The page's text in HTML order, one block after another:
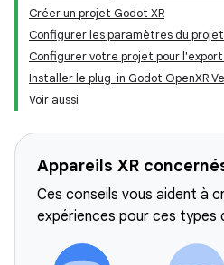
Créer un projet Godot XR
Configurer les paramètres du projet
Configurer votre projet pour
Installer le plug-in Godot OpenXR
Voir aussi
Appareils XR
Ces conseils vous aident à
expériences pour ces types